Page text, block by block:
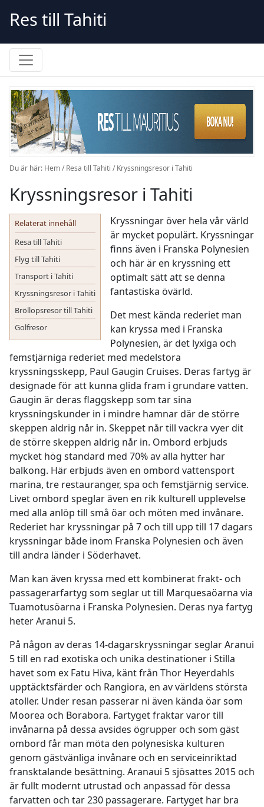
Res till Tahiti
Du är här: Hem/Resa till Tahiti /Kryssningsresor i Tahiti
Kryssningsresor i Tahiti
Relaterat innehåll
Resa till Tahiti
Flyg till Tahiti
Transport i Tahiti
Kryssningsresor i Tahiti
Bröllopsresor till Tahiti
Golfresor
Kryssningar över hela vår värld
är mycket populärt. Kryssningar
finns även i Franska Polynesien
och här är en kryssning ett
optimalt sätt att se denna
fantastiska övärld.
Det mest kända rederiet man
kan kryssa med i Franska
Polynesien, är det lyxiga och
femstjärniga rederiet med medelstora
kryssningsskepp, Paul Gaugin Cruises. Deras fartyg är
designade för att kunna glida fram i grundare vatten.
Gaugin är deras flaggskepp som tar sina
kryssningskunder in i mindre hamnar där de större
skeppen aldrig når in. Skeppet når till vackra vyer dit
de större skeppen aldrig når in. Ombord erbjuds
mycket hög standard med 70% av alla hytter har
balkong. Här erbjuds även en ombord vattensport
marina, tre restauranger, spa och femstjärnig service.
Livet ombord speglar även en rik kulturell upplevelse
med alla anlöp till små öar och möten med invånare.
Rederiet har kryssningar på 7 och till upp till 17 dagars
kryssningar både inom Franska Polynesien och även
till andra länder i Söderhavet.
Man kan även kryssa med ett kombinerat frakt- och
passagerarfartyg som seglar ut till Marquesaöarna via
Tuamotusöarna i Franska Polynesien. Deras nya fartyg
heter Aranui 5.
På någon av deras 14-dagarskryssningar seglar Aranui
5 till en rad exotiska och unika destinationer i Stilla
havet som ex Fatu Hiva, känt från Thor Heyerdahls
upptäcktsfärder och Rangiora, en av världens största
atoller. Under resan passerar ni även kända öar som
Moorea och Borabora. Fartyget fraktar varor till
invånarna på dessa avsides ögrupper och som gäst
ombord får man möta den polynesiska kulturen
genom gästvänliga invånare och en serviceinriktad
fransktalande besättning. Aranaui 5 sjösattes 2015 och
är fullt modernt utrustad och anpassad för dessa
farvatten och tar 230 passagerare. Fartyget har bra